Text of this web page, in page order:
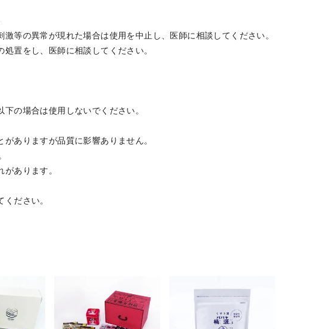
等の異常が現れた場合は使用を中止し、医師に相談してください。
置をし、医師に相談してください。
の場合は使用しないでください。
ありますが品質に影響ありません。
あります。
ださい。